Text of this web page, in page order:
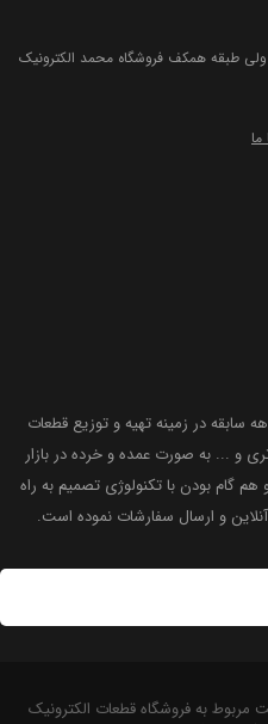
ولی طبقه همکف فروشگاه محمد الکترونیک
سابقه در زمینه تهیه و توزیع قطعات
و ... به صورت عمده و خرده در بازار
گام بودن با تکنولوژی تصمیم به راه
آنلاین و ارسال سفارشات نموده است.
به فروشگاه قطعات الکترونیک